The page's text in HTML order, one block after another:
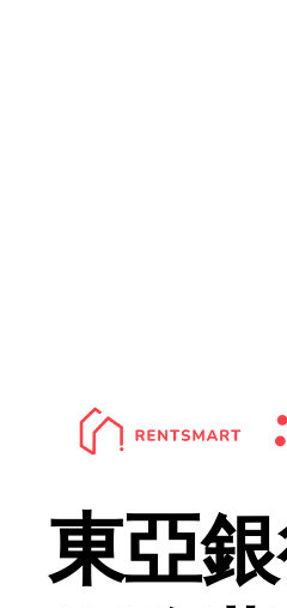
東亞